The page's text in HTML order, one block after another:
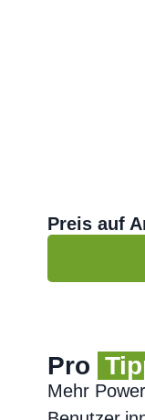
Preis auf
Pro
Mehr